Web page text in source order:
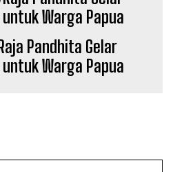
Pandhita Gelar
Warga Papua